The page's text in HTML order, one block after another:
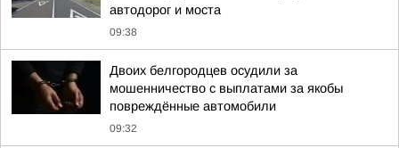
автодорог и моста
09:38
Двоих белгородцев осудили за
мошенничество с выплатами за якобы
повреждённые автомобили
09:32